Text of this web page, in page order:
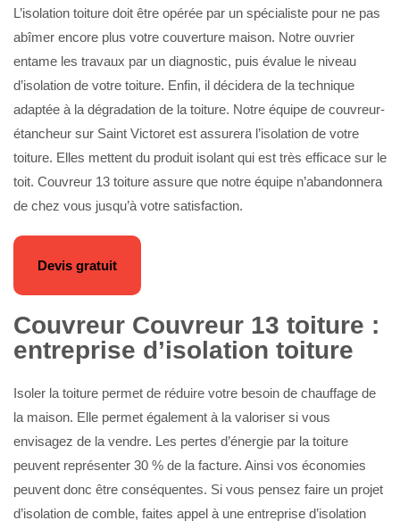
L’isolation toiture doit être opérée par un spécialiste pour ne pas
abîmer encore plus votre couverture maison. Notre ouvrier
entame les travaux par un diagnostic, puis évalue le niveau
d’isolation de votre toiture. Enfin, il décidera de la technique
adaptée à la dégradation de la toiture. Notre équipe de couvreur-
étancheur sur Saint Victoret est assurera l’isolation de votre
toiture. Elles mettent du produit isolant qui est très efficace sur le
toit. Couvreur 13 toiture assure que notre équipe n’abandonnera
de chez vous jusqu’à votre satisfaction.
Devis gratuit
Couvreur Couvreur 13 toiture :
entreprise d’isolation toiture
Isoler la toiture permet de réduire votre besoin de chauffage de
la maison. Elle permet également à la valoriser si vous
envisagez de la vendre. Les pertes d’énergie par la toiture
peuvent représenter 30 % de la facture. Ainsi vos économies
peuvent donc être conséquentes. Si vous pensez faire un projet
d’isolation de comble, faites appel à une entreprise d’isolation